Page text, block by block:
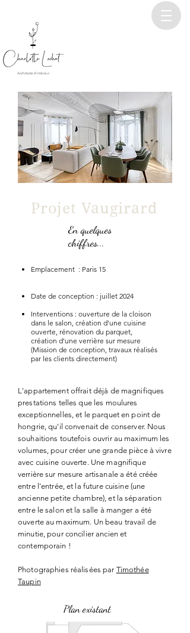
Projet Vaugirard
En quelques
chiffres...
Emplacement : Paris 15
Date de conception : juillet 2024
Interventions : ouverture de la cloison
dans le salon, création d'une cuisine
ouverte, rénovation du parquet,
création d'une verrière sur mesure
(Mission de conception, travaux réalisés
par les clients directement)
L'appartement offrait déjà de magnifiques
prestations telles que les moulures
exceptionnelles, et le parquet en point de
hongrie, qu'il convenait de conserver. Nous
souhaitions toutefois ouvrir au maximum les
volumes, pour créer une grande pièce à vivre
avec cuisine ouverte. Une magnifique
verrière sur mesure artisanale a été créée
entre l'entrée, et la future cuisine (une
ancienne petite chambre), et la séparation
entre le salon et la salle à manger a été
ouverte au maximum. Un beau travail de
minutie, pour concilier ancien et
contemporain !
Photographies réalisées par Timothée
Taupin
Plan existant